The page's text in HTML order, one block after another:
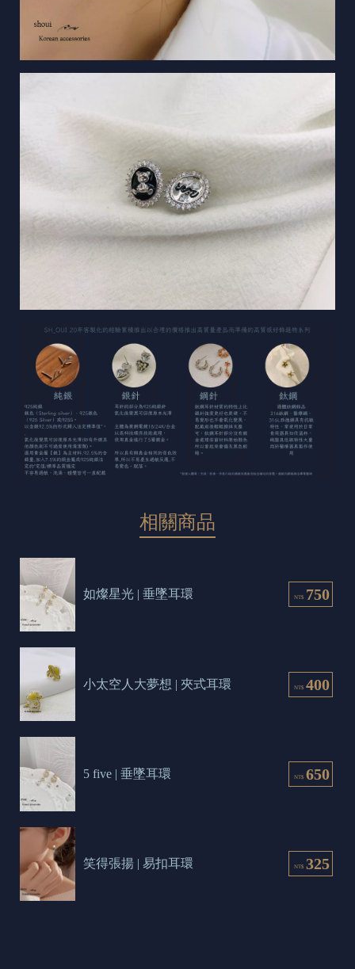
相關商品
NT$ 750
如燦星光 | 垂墜耳環
NT$ 400
小太空人大夢想 | 夾式耳環
NT$ 650
5 five | 垂墜耳環
NT$ 325
笑得張揚 | 易扣耳環